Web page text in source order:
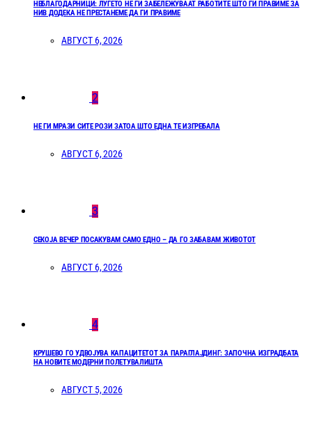
НЕБЛАГОДАРНИЦИ: ЛУЃЕТО НЕ ГИ ЗАБЕЛЕЖУВААТ РАБОТИТЕ ШТО ГИ ПРАВИМЕ ЗА
НИВ ДОДЕКА НЕ ПРЕСТАНЕМЕ ДА ГИ ПРАВИМЕ
АВГУСТ 6, 2026
2
НЕ ГИ МРАЗИ СИТЕ РОЗИ ЗАТОА ШТО ЕДНА ТЕ ИЗГРЕБАЛА
АВГУСТ 6, 2026
3
СЕКОЈА ВЕЧЕР ПОСАКУВАМ САМО ЕДНО – ДА ГО ЗАБАВАМ ЖИВОТОТ
АВГУСТ 6, 2026
4
КРУШЕВО ГО УДВОЈУВА КАПАЦИТЕТОТ ЗА ПАРАГЛАЈДИНГ: ЗАПОЧНА ИЗГРАДБАТА
НА НОВИТЕ МОДЕРНИ ПОЛЕТУВАЛИШТА
АВГУСТ 5, 2026